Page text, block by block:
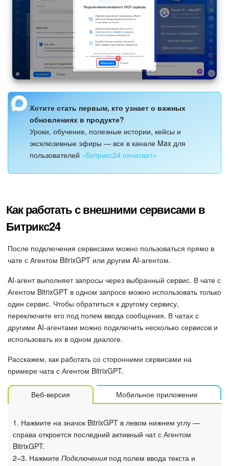
Хотите стать первым, кто узнает о важных
обновлениях в продукте?
Уроки, обучение, полезные истории, кейсы и
эксклюзивные эфиры — все в канале Max для
пользователей «Битрикс24 печатает»
Как работать с внешними сервисами в
Битрикс24
После подключения сервисами можно пользоваться прямо в
чате с Агентом BitrixGPT или другим AI-агентом.
AI-агент выполняет запросы через выбранный сервис. В чате с
Агентом BitrixGPT в одном запросе можно использовать только
один сервис. Чтобы обратиться к другому сервису,
переключите его под полем ввода сообщения. В чатах с
другими AI-агентами можно подключить несколько сервисов и
использовать их в одном диалоге.
Расскажем, как работать со сторонними сервисами на
примере чата с Агентом BitrixGPT.
Веб-версия Мобильное приложение
1. Нажмите на значок BitrixGPT в левом нижнем углу —
справа откроется последний активный чат с Агентом
BitrixGPT.
2–3. Нажмите Подключения под полем ввода текста и